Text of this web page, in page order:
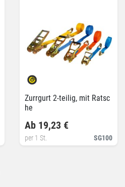
Zurrgurt 2-teilig, mit Ratsc
he
SG100
Ab 19,23 €
per 1 St.